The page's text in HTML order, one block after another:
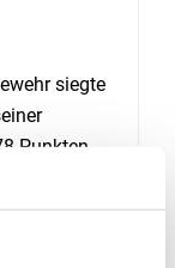
siegte
Punkten